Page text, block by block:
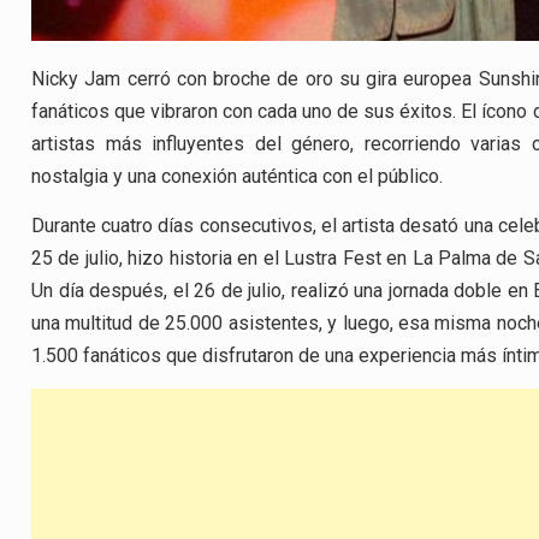
Nicky Jam cerró con broche de oro su gira europea
fanáticos que vibraron con cada uno de sus éxitos. El
artistas más influyentes del género, recorriendo
nostalgia y una conexión auténtica con el público.
Durante cuatro días consecutivos, el artista desató una
25 de julio, hizo historia en el Lustra Fest en La Palma de
Un día después, el 26 de julio, realizó una jornada doble
una multitud de 25.000 asistentes, y luego, esa misma
1.500 fanáticos que disfrutaron de una experiencia más